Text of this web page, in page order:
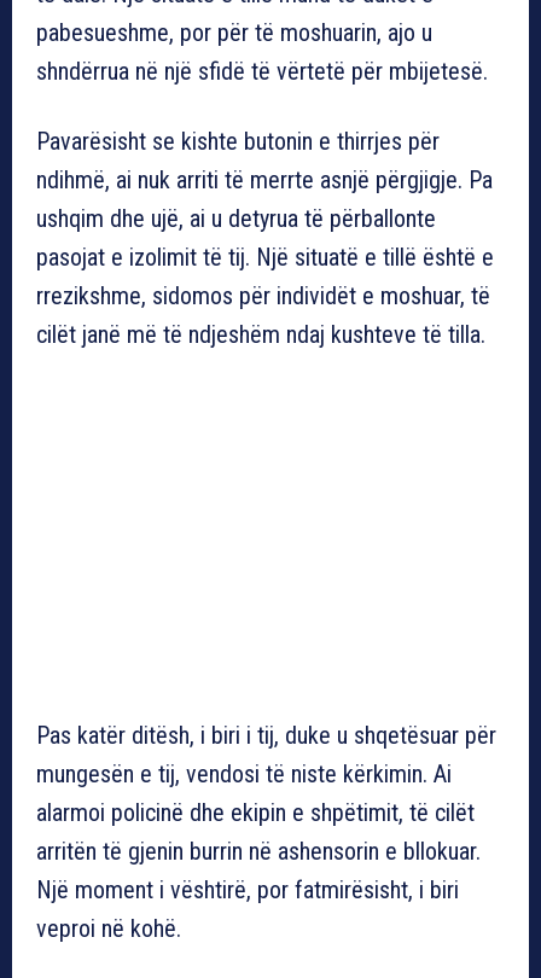
pabesueshme, por për të moshuarin, ajo u
shndërrua në një sfidë të vërtetë për mbijetesë.
Pavarësisht se kishte butonin e thirrjes për
ndihmë, ai nuk arriti të merrte asnjë përgjigje. Pa
ushqim dhe ujë, ai u detyrua të përballonte
pasojat e izolimit të tij. Një situatë e tillë është e
rrezikshme, sidomos për individët e moshuar, të
cilët janë më të ndjeshëm ndaj kushteve të tilla.
Pas katër ditësh, i biri i tij, duke u shqetësuar për
mungesën e tij, vendosi të niste kërkimin. Ai
alarmoi policinë dhe ekipin e shpëtimit, të cilët
arritën të gjenin burrin në ashensorin e bllokuar.
Një moment i vështirë, por fatmirësisht, i biri
veproi në kohë.